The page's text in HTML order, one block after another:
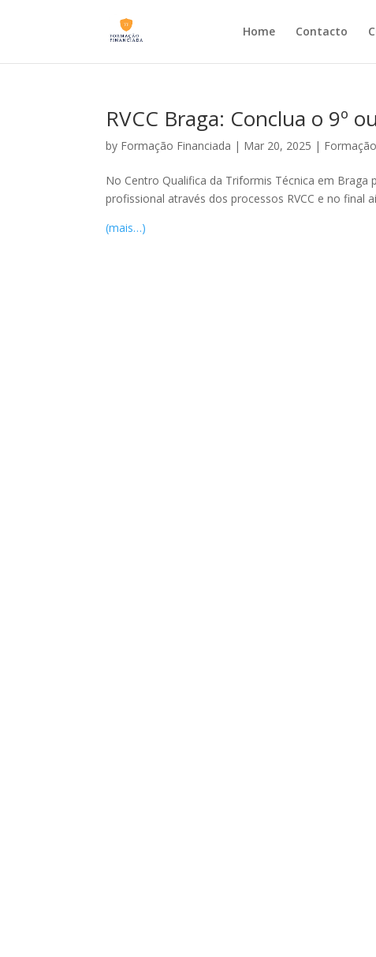
Home Contacto
RVCC Braga: Conclua o 9º
by Formação Financiada | Mar 20, 2025 |
No Centro Qualifica da Triformis Técnica em Braga
profissional através dos processos RVCC e no final
(mais…)